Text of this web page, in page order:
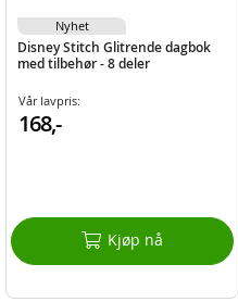
Disney Stitch Glitrende dagbok
med tilbehør - 8 deler
Vår lavpris:
168,-
Kjøp nå
Nyhet